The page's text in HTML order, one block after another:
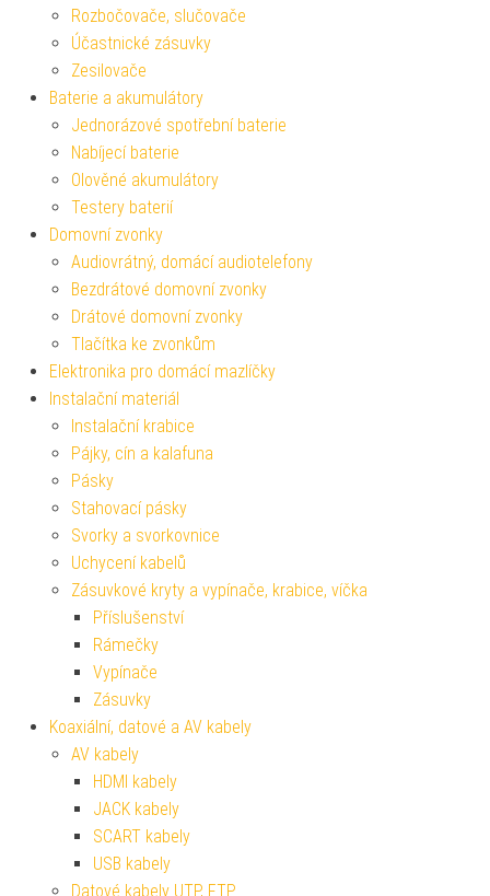
Rozbočovače, slučovače
Účastnické zásuvky
Zesilovače
Baterie a akumulátory
Jednorázové spotřební baterie
Nabíjecí baterie
Olověné akumulátory
Testery baterií
Domovní zvonky
Audiovrátný, domácí audiotelefony
Bezdrátové domovní zvonky
Drátové domovní zvonky
Tlačítka ke zvonkům
Elektronika pro domácí mazlíčky
Instalační materiál
Instalační krabice
Pájky, cín a kalafuna
Pásky
Stahovací pásky
Svorky a svorkovnice
Uchycení kabelů
Zásuvkové kryty a vypínače, krabice, víčka
Příslušenství
Rámečky
Vypínače
Zásuvky
Koaxiální, datové a AV kabely
AV kabely
HDMI kabely
JACK kabely
SCART kabely
USB kabely
Datové kabely UTP, FTP